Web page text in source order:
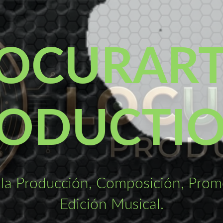
Producción, Composición,
Edición Musical.